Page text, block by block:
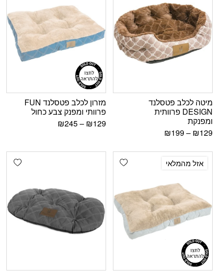
מיטה לכלב פטסלנד
DESIGN פרוותית
ומפנקת
₪129
–
₪199
מזרון לכלב פטסלנד FUN
פרוותי ומפנק צבע כחול
₪129
–
₪245
Add wishlist אזל מהמלאי